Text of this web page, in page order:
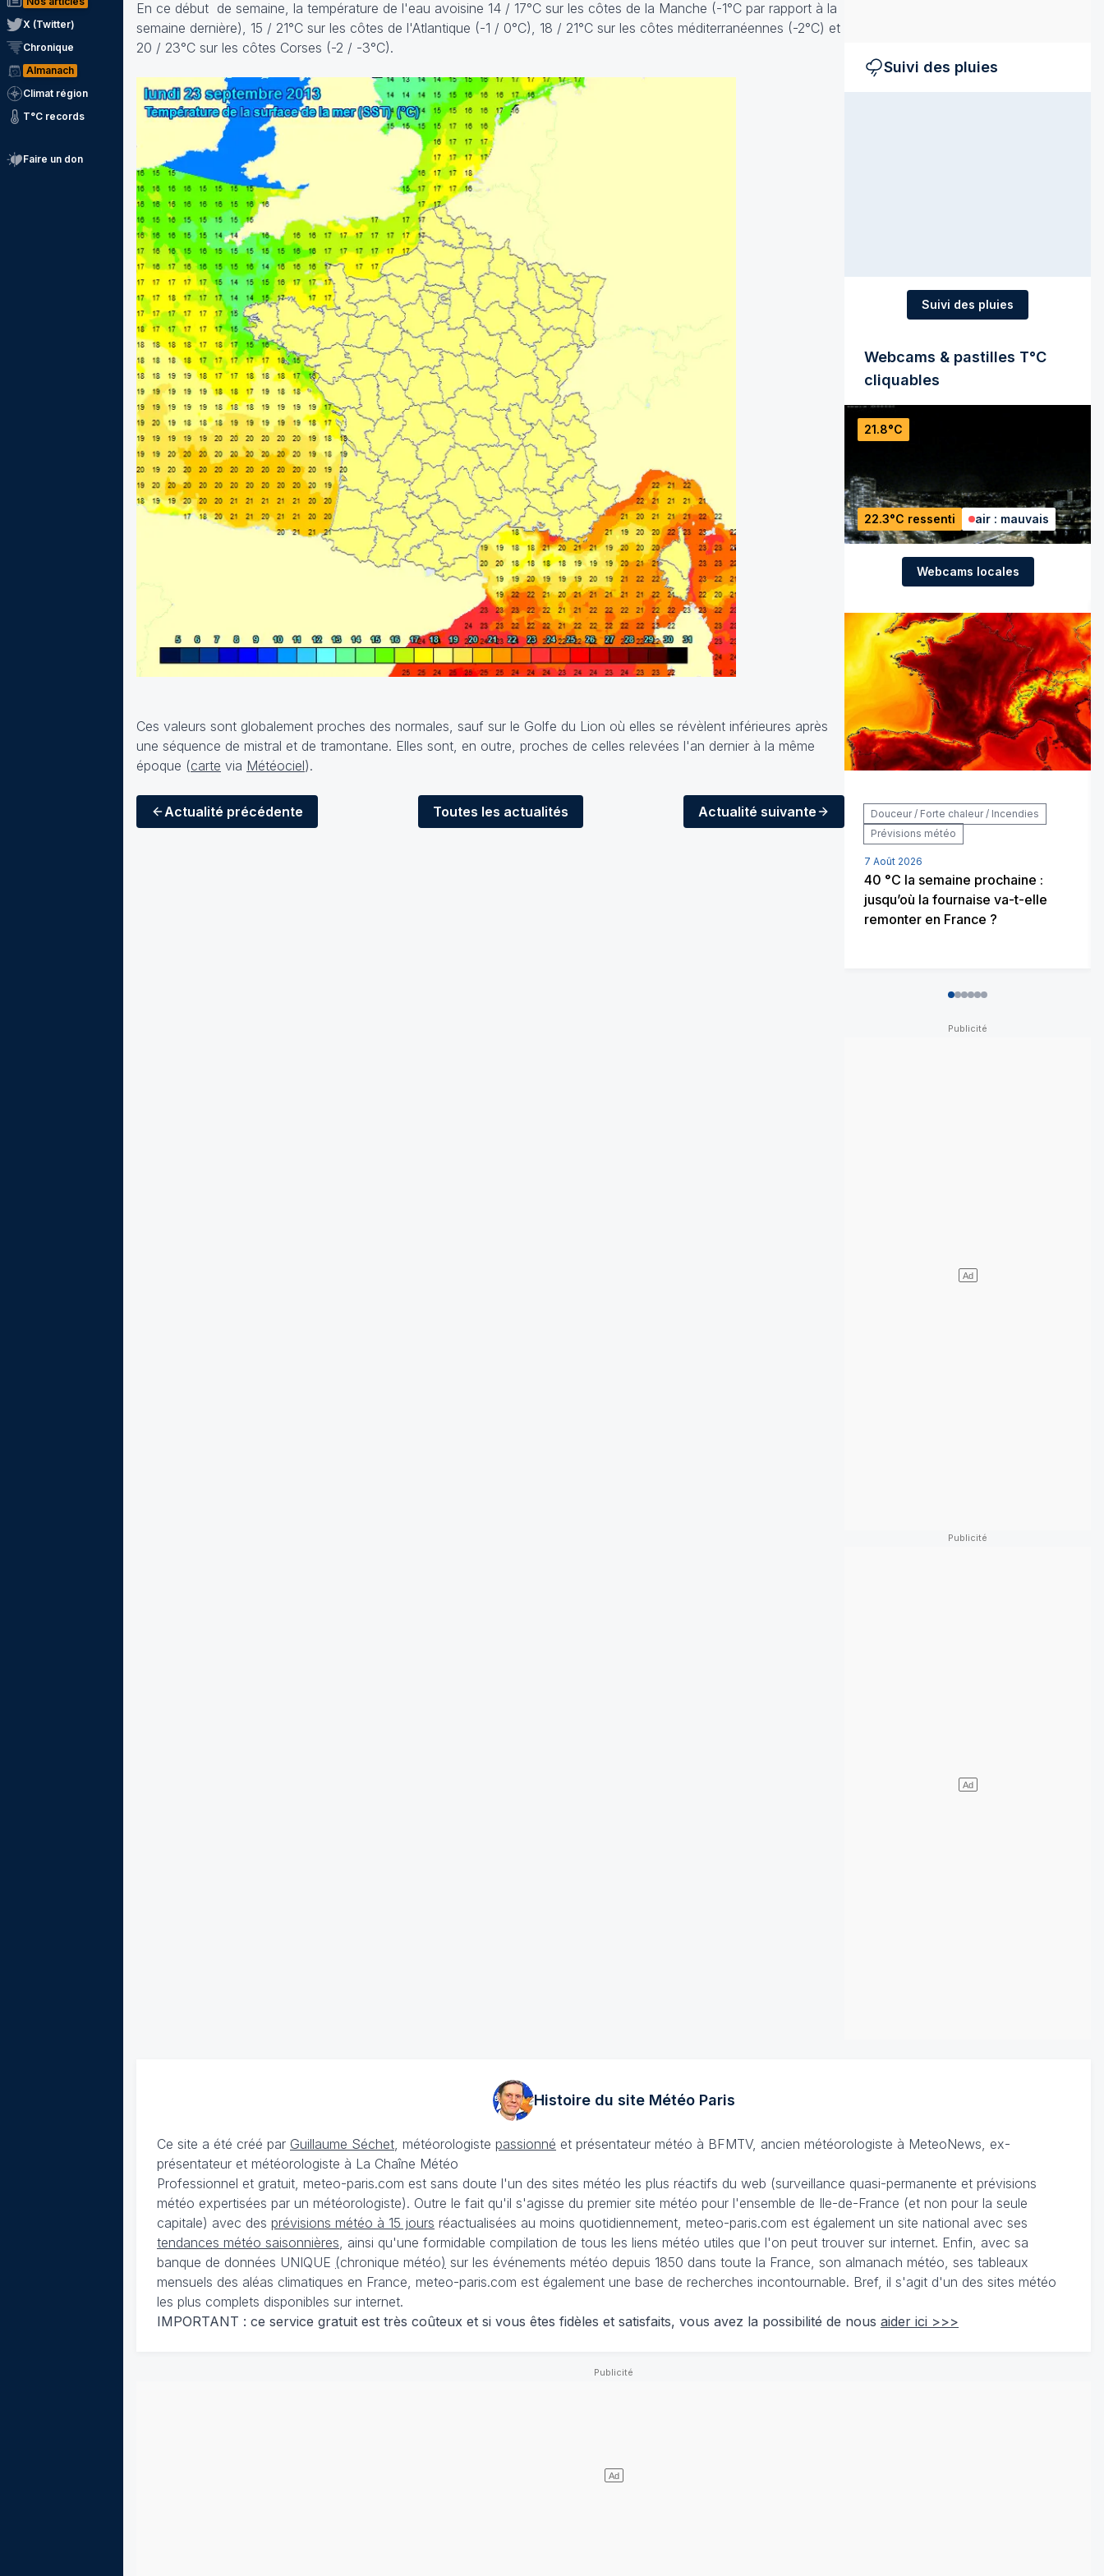
X (Twitter)
Chronique
Almanach
Climat région
T°C records
Faire un don
En ce début de semaine, la température de l'eau avoisine 14 / 17°C sur les côtes de la Manche (-1°C par rapport à la
semaine dernière), 15 / 21°C sur les côtes de l'Atlantique (-1 / 0°C), 18 / 21°C sur les côtes méditerranéennes (-2°C) et
20 / 23°C sur les côtes Corses (-2 / -3°C).
Ces valeurs sont globalement proches des normales, sauf sur le Golfe du Lion où elles se révèlent inférieures après
une séquence de mistral et de tramontane. Elles sont, en outre, proches de celles relevées l'an dernier à la même
époque (carte via Météociel).
Actualité précédente Toutes les actualités Actualité suivante
Suivi des pluies
Suivi des pluies
Webcams & pastilles T°C
cliquables
21.8°C
22.3°C ressenti air : mauvais
Webcams locales
Douceur / Forte chaleur / Incendies
Prévisions météo
7 Août 2026
40 °C la semaine prochaine :
jusqu’où la fournaise va-t-elle
remonter en France ?
012345
Histoire du site MétéoParis
Ce site a été créé par Guillaume Séchet , météorologiste passionné et présentateur météo à BFMTV, ancien météorologiste à MeteoNews, ex-
présentateur et météorologiste à La Chaîne Météo
Professionnel et gratuit, meteo-paris.com est sans doute l'un des sites météo les plus réactifs du web (surveillance quasi-permanente et prévisions
météo expertisées par un météorologiste). Outre le fait qu'il s'agisse du premier site météo pour l'ensemble de Ile-de-France (et non pour la seule
capitale) avec des prévisions météo à 15 jours réactualisées au moins quotidiennement, meteo-paris.com est également un site national avec ses
tendances météo saisonnières , ainsi qu'une formidable compilation de tous les liens météo utiles que l'on peut trouver sur internet. Enfin, avec sa
banque de données UNIQUE (chronique météo) sur les événements météo depuis 1850 dans toute la France, son almanach météo, ses tableaux
mensuels des aléas climatiques en France, meteo-paris.com est également une base de recherches incontournable. Bref, il s'agit d'un des sites météo
les plus complets disponibles sur internet.
IMPORTANT : ce service gratuit est très coûteux et si vous êtes fidèles et satisfaits, vous avez la possibilité de nous aider ici >>>